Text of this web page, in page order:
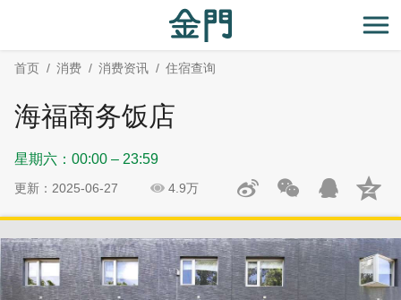
主
开
首页 消费 消费资讯 住宿查询
海福商务饭店
星期六：00:00 – 23:59
更新：2025-06-27 4.9万
社